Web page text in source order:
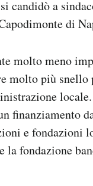
candidò a
di
molto meno
molto più snello
finanziamento
e fondazioni
la fondazione